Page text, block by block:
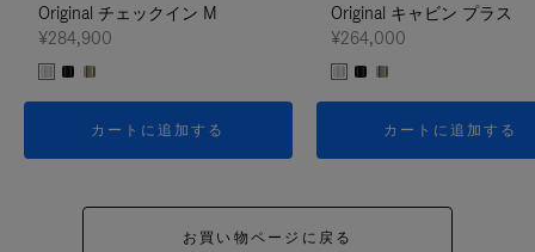
Original チェックイン M
¥284,900
カートに追加する
Original キャビン プラス
¥264,000
カートに追加する
お買い物ページに戻る